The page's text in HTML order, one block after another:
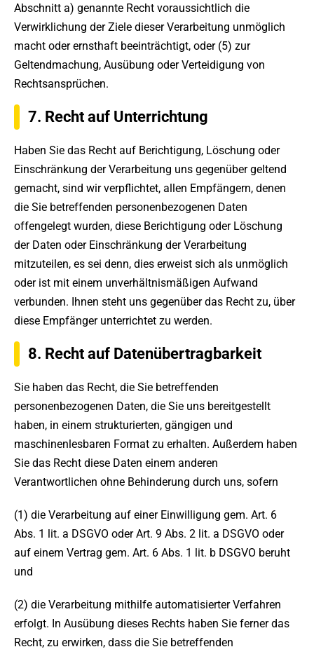
Abschnitt a) genannte Recht voraussichtlich die
Verwirklichung der Ziele dieser Verarbeitung unmöglich
macht oder ernsthaft beeinträchtigt, oder (5) zur
Geltendmachung, Ausübung oder Verteidigung von
Rechtsansprüchen.
7. Recht auf Unterrichtung
Haben Sie das Recht auf Berichtigung, Löschung oder
Einschränkung der Verarbeitung uns gegenüber geltend
gemacht, sind wir verpflichtet, allen Empfängern, denen
die Sie betreffenden personenbezogenen Daten
offengelegt wurden, diese Berichtigung oder Löschung
der Daten oder Einschränkung der Verarbeitung
mitzuteilen, es sei denn, dies erweist sich als unmöglich
oder ist mit einem unverhältnismäßigen Aufwand
verbunden. Ihnen steht uns gegenüber das Recht zu, über
diese Empfänger unterrichtet zu werden.
8. Recht auf Datenübertragbarkeit
Sie haben das Recht, die Sie betreffenden
personenbezogenen Daten, die Sie uns bereitgestellt
haben, in einem strukturierten, gängigen und
maschinenlesbaren Format zu erhalten. Außerdem haben
Sie das Recht diese Daten einem anderen
Verantwortlichen ohne Behinderung durch uns, sofern
(1) die Verarbeitung auf einer Einwilligung gem. Art. 6
Abs. 1 lit. a DSGVO oder Art. 9 Abs. 2 lit. a DSGVO oder
auf einem Vertrag gem. Art. 6 Abs. 1 lit. b DSGVO beruht
und
(2) die Verarbeitung mithilfe automatisierter Verfahren
erfolgt. In Ausübung dieses Rechts haben Sie ferner das
Recht, zu erwirken, dass die Sie betreffenden